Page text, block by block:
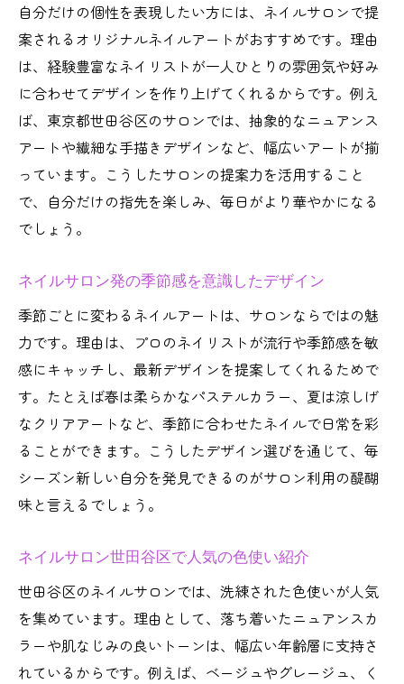
自分だけの個性を表現したい方には、ネイルサロンで提
案されるオリジナルネイルアートがおすすめです。理由
は、経験豊富なネイリストが一人ひとりの雰囲気や好み
に合わせてデザインを作り上げてくれるからです。例え
ば、東京都世田谷区のサロンでは、抽象的なニュアンス
アートや繊細な手描きデザインなど、幅広いアートが揃
っています。こうしたサロンの提案力を活用すること
で、自分だけの指先を楽しみ、毎日がより華やかになる
でしょう。
ネイルサロン発の季節感を意識したデザイン
季節ごとに変わるネイルアートは、サロンならではの魅
力です。理由は、プロのネイリストが流行や季節感を敏
感にキャッチし、最新デザインを提案してくれるためで
す。たとえば春は柔らかなパステルカラー、夏は涼しげ
なクリアアートなど、季節に合わせたネイルで日常を彩
ることができます。こうしたデザイン選びを通じて、毎
シーズン新しい自分を発見できるのがサロン利用の醍醐
味と言えるでしょう。
ネイルサロン世田谷区で人気の色使い紹介
世田谷区のネイルサロンでは、洗練された色使いが人気
を集めています。理由として、落ち着いたニュアンスカ
ラーや肌なじみの良いトーンは、幅広い年齢層に支持さ
れているからです。例えば、ベージュやグレージュ、く